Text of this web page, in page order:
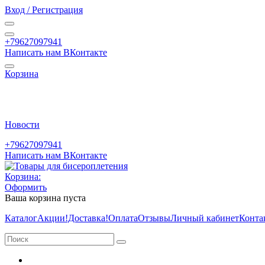
Вход / Регистрация
+79627097941
Написать нам ВКонтакте
Корзина
Новости
+79627097941
Написать нам ВКонтакте
Корзина:
Оформить
Ваша корзина пуста
КаталогАкции!Доставка!ОплатаОтзывыЛичный кабинет